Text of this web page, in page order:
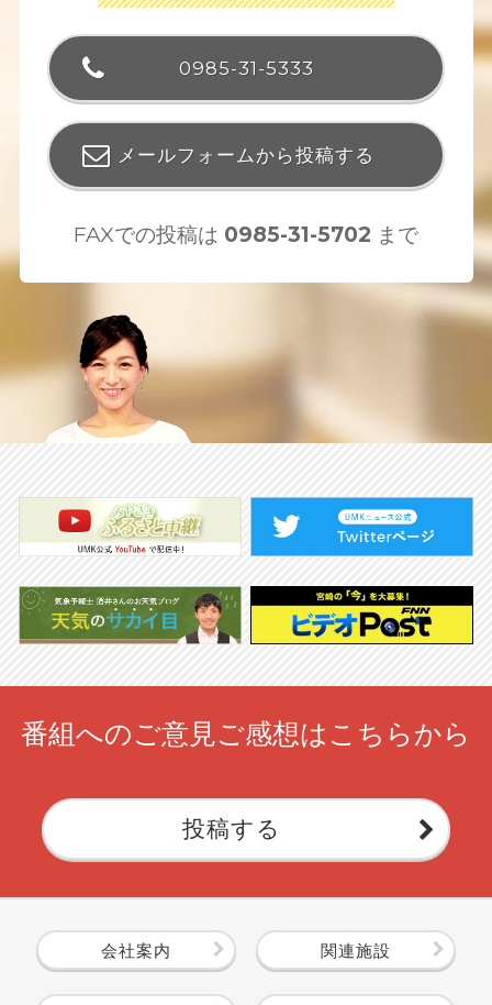
0985-31-5333
メールフォームから投稿する
FAXでの投稿は 0985-31-5702 まで
番組へのご意見ご感想はこちらから
投稿する
会社案内 関連施設